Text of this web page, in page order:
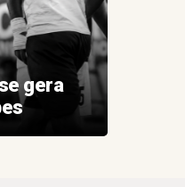
gera